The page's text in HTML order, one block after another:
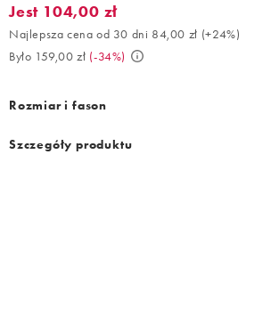
Jest 104,00 zł. Najlepsza cena od 30 dni
Jest 104,00 zł
Najlepsza cena od 30 dni 84,00 zł (+24%)
Było 159,00 zł (-34%)
Rozmiar i fason
Szczegóły produktu